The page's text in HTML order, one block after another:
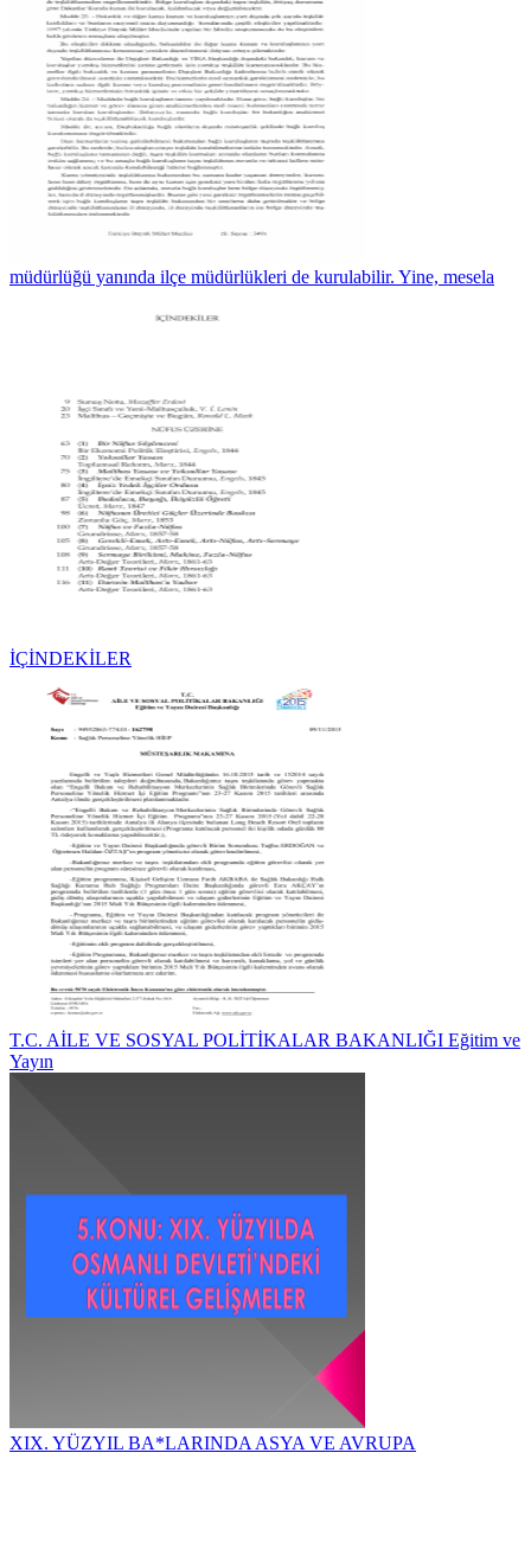
müdürlüğü yanında ilçe müdürlükleri de kurulabilir. Yine, mesela
İÇİNDEKİLER
T.C. AİLE VE SOSYAL POLİTİKALAR BAKANLIĞI Eğitim ve
Yayın
XIX. YÜZYIL BA*LARINDA ASYA VE AVRUPA